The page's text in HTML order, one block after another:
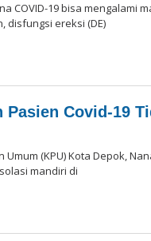
COVID-19 bisa mengalami
disfungsi ereksi (DE)
Pasien Covid-19
Umum (KPU) Kota Depok,
mandiri di